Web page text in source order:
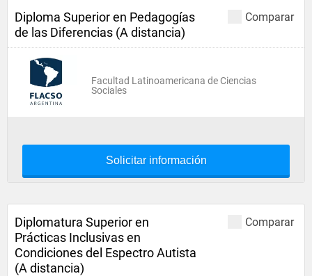
Comparar
Diploma Superior en Pedagogías
de las Diferencias (A distancia)
Facultad Latinoamericana de Ciencias
Sociales
Solicitar información
Comparar
Diplomatura Superior en
Prácticas Inclusivas en
Condiciones del Espectro Autista
(A distancia)